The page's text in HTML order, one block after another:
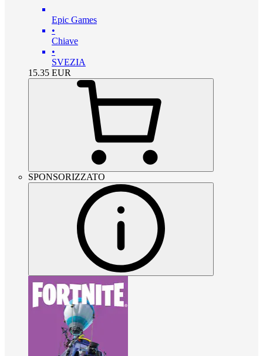
Epic Games
•
Chiave
•
SVEZIA
15.35 EUR
SPONSORIZZATO